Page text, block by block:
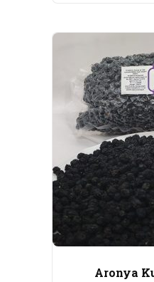
Aronya